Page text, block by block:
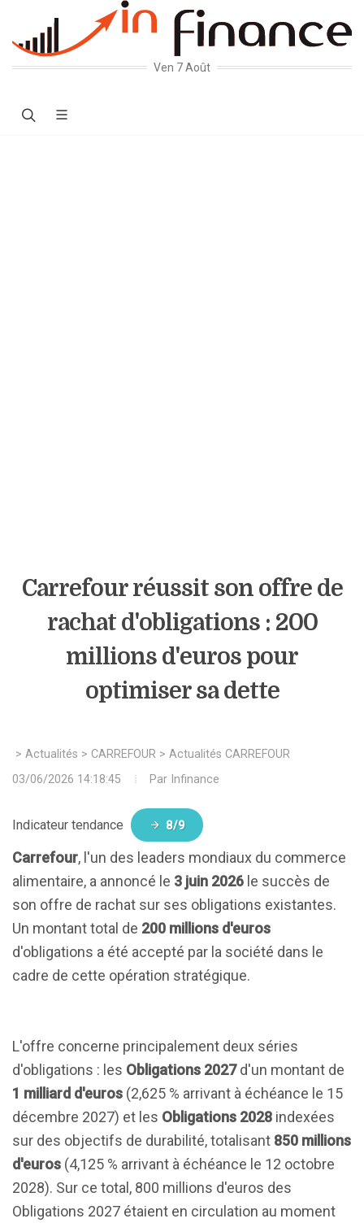
Ven 7 Août
Carrefour réussit son offre de
rachat d'obligations : 200
millions d'euros pour
optimiser sa dette
> Actualités > CARREFOUR > Actualités CARREFOUR
03/06/2026 14:18:45
Par Infinance
Indicateur tendance 8/9
Carrefour, l'un des leaders mondiaux du commerce
alimentaire, a annoncé le 3 juin 2026 le succès de
son offre de rachat sur ses obligations existantes.
Un montant total de 200 millions d'euros
d'obligations a été accepté par la société dans le
cadre de cette opération stratégique.
L'offre concerne principalement deux séries
d'obligations : les Obligations 2027d'un montant de
1 milliard d'euros (2,625 % arrivant à échéance le 15
décembre 2027) et les Obligations 2028 indexées
sur des objectifs de durabilité, totalisant 850 millions
d'euros (4,125 % arrivant à échéance le 12 octobre
2028). Sur ce total, 800 millions d'euros des
Obligations 2027 étaient en circulation au moment